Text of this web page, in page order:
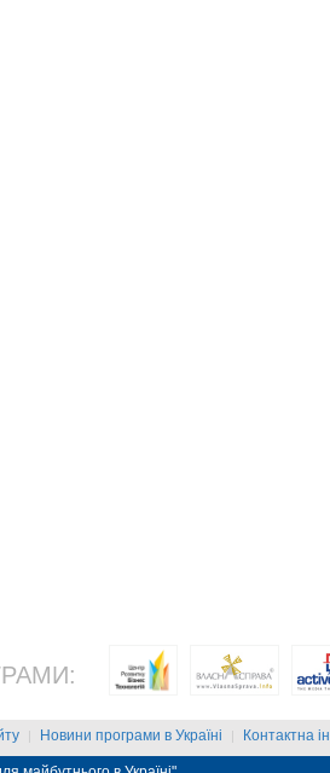
| Новини програми в Україні | Контактна